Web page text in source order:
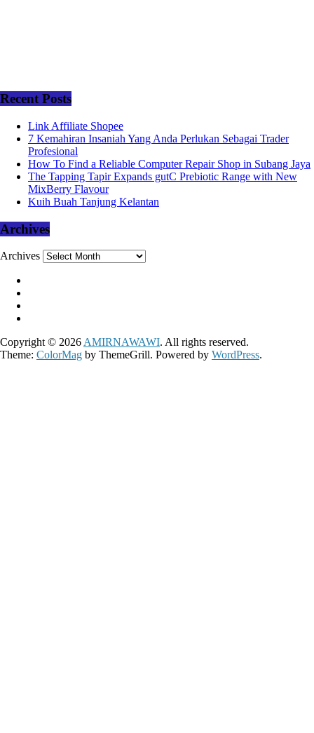
Recent Posts
Link Affiliate Shopee
7 Kemahiran Insaniah Yang Anda Perlukan Sebagai Trader
Profesional
How To Find a Reliable Computer Repair Shop in Subang Jaya
The Tapping Tapir Expands gutC Prebiotic Range with New
MixBerry Flavour
Kuih Buah Tanjung Kelantan
Archives
Archives
Copyright © 2026 AMIRNAWAWI. All rights reserved.
Theme: ColorMag by ThemeGrill. Powered by WordPress.